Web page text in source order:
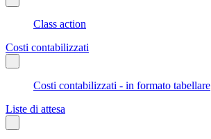
Class action
Costi contabilizzati
Costi contabilizzati - in formato tabellare
Liste di attesa